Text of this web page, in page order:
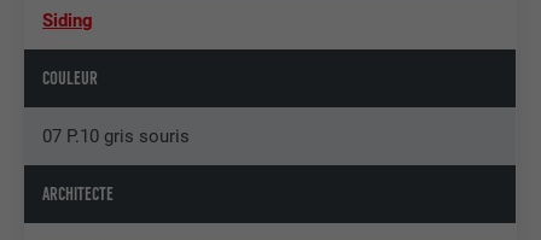
Siding
COULEUR
07 P.10 gris souris
ARCHITECTE